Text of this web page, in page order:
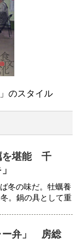
のスタイル
を堪能 千
冬の味だ。牡蠣養
。鍋の具として重
ー弁」 房総